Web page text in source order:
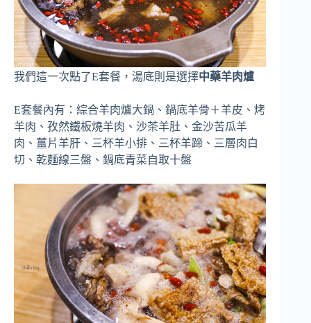
我們這一次點了E套餐，湯底則是選擇中藥羊肉爐
E套餐內有：綜合羊肉爐大鍋、鍋底羊骨＋羊皮、烤
羊肉、孜然鐵板燒羊肉、沙茶羊肚、金沙苦瓜羊
肉、薑片羊肝、三杯羊小排、三杯羊蹄、三層肉白
切、乾麵線三盤、鍋底青菜自取十盤